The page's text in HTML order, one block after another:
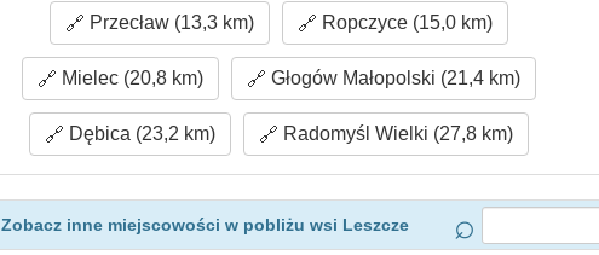
Przecław (13,3 km) Ropczyce (15,0 km)
Mielec (20,8 km) Głogów Małopolski (21,4 km)
Dębica (23,2 km) Radomyśl Wielki (27,8 km)
Zobacz inne miejscowości w pobliżu wsi Leszcze